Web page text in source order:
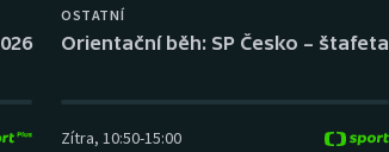
OSTATNÍ
Orientační běh: SP Česko – štafeta
Zítra, 10:50-15:00